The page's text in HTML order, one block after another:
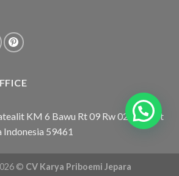
KM 6 Bawu Rt 09 Rw 02 Batealit
Indonesia 59461
© CV Karya Priboemi Jepara